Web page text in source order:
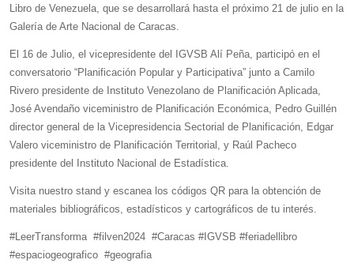
Libro de Venezuela, que se desarrollará hasta el próximo 21 de julio en la
Galería de Arte Nacional de Caracas.
El 16 de Julio, el vicepresidente del IGVSB Alí Peña, participó en el
conversatorio “Planificación Popular y Participativa” junto a Camilo
Rivero presidente de Instituto Venezolano de Planificación Aplicada,
José Avendaño viceministro de Planificación Económica, Pedro Guillén
director general de la Vicepresidencia Sectorial de Planificación, Edgar
Valero viceministro de Planificación Territorial, y Raúl Pacheco
presidente del Instituto Nacional de Estadística.
Visita nuestro stand y escanea los códigos QR para la obtención de
materiales bibliográficos, estadísticos y cartográficos de tu interés.
#LeerTransforma #filven2024 #Caracas #IGVSB #feriadellibro
#espaciogeografico #geografia